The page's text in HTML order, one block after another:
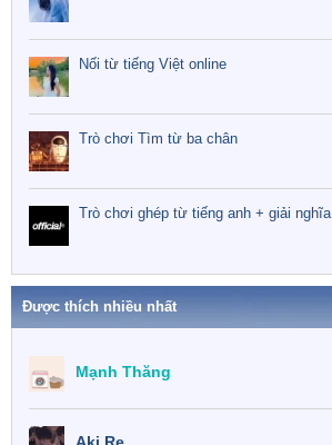
Nối từ tiếng Việt online
Trò chơi Tìm từ ba chân
Trò chơi ghép từ tiếng anh + giải nghĩa
Được thích nhiều nhất
Mạnh Thăng